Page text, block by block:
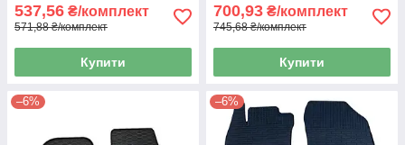
537,56 ₴/комплект
571,88 ₴/комплект
Купити
700,93 ₴/комплект
745,68 ₴/комплект
Купити
–6% –6%